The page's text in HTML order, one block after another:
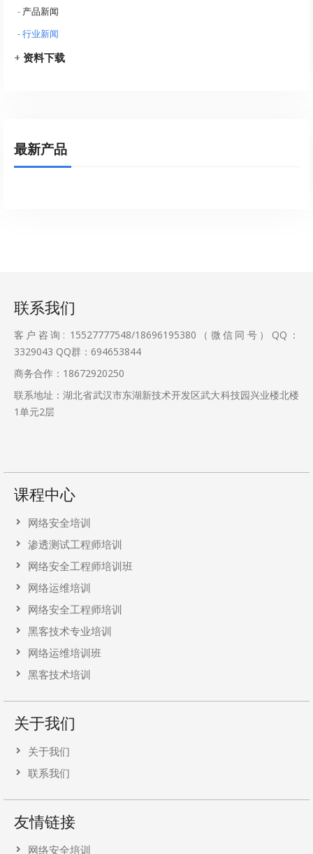
- 产品新闻
-行业新闻
+ 资料下载
最新产品
联系我们
客户咨询: 15527777548/18696195380（微信同号）QQ：
3329043 QQ群：694653844
商务合作：18672920250
联系地址：湖北省武汉市东湖新技术开发区武大科技园兴业楼北楼
1单元2层
课程中心
网络安全培训
渗透测试工程师培训
网络安全工程师培训班
网络运维培训
网络安全工程师培训
黑客技术专业培训
网络运维培训班
黑客技术培训
关于我们
关于我们
联系我们
友情链接
网络安全培训